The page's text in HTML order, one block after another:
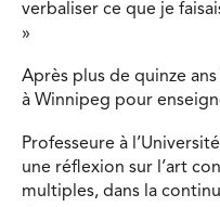
verbaliser ce que je
»
Après plus de quinze
à Winnipeg pour
Professeure à
une réflexion sur l’art
multiples, dans la